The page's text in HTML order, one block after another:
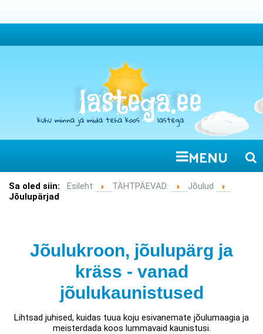
MENU
Sa oled siin: Esileht TÄHTPÄEVAD:
Jõulud
Jõulupärjad
Jõulukroon, jõulupärg ja
kräss - vanad
jõulukaunistused
Lihtsad juhised, kuidas tuua koju esivanemate jõulumaagia ja
meisterdada koos lummavaid kaunistusi.